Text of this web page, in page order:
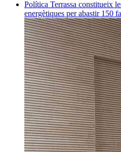
Política Terrassa constitueix
energètiques per abastir 150